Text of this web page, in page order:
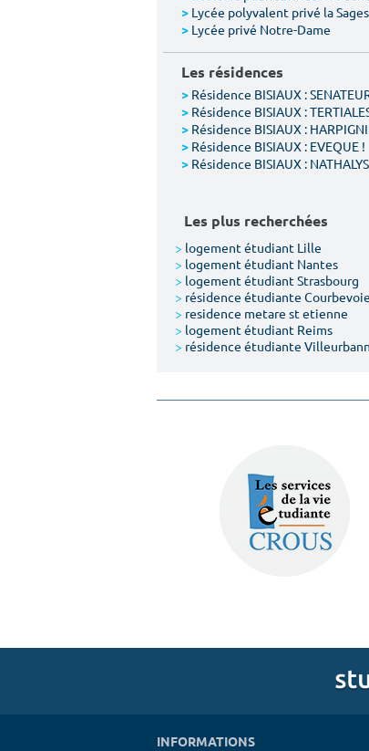
> Lycée polyvalent privé la
> Lycée privé Notre-Dame
Les résidences
> Résidence BISIAUX :
> Résidence BISIAUX :
> Résidence BISIAUX :
> Résidence BISIAUX : EVEQUE !
> Résidence BISIAUX : NATHALYS
Les plus recherchées
> logement étudiant Lille
> logement étudiant Nantes
> logement étudiant Strasbourg
> résidence étudiante Courbevoie
> residence metare st etienne
> logement étudiant Reims
> résidence étudiante
INFORMATIONS